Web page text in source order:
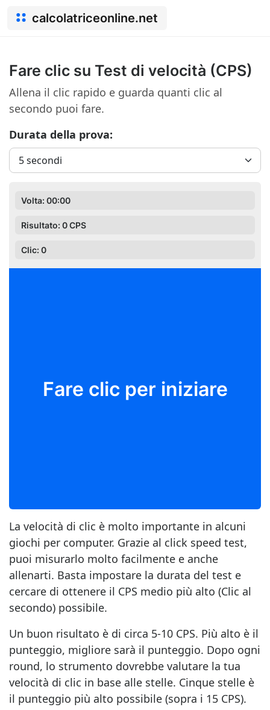
calcolatriceonline.net
Fare clic su Test di velocità (CPS)
Allena il clic rapido e guarda quanti clic al
secondo puoi fare.
Durata della prova:
Volta: 00:00
Risultato: 0CPS
Clic: 0
Fare clic per iniziare
La velocità di clic è molto importante in alcuni
giochi per computer. Grazie al click speed test,
puoi misurarlo molto facilmente e anche
allenarti. Basta impostare la durata del test e
cercare di ottenere il CPS medio più alto (Clic al
secondo) possibile.
Un buon risultato è di circa 5-10 CPS. Più alto è il
punteggio, migliore sarà il punteggio. Dopo ogni
round, lo strumento dovrebbe valutare la tua
velocità di clic in base alle stelle. Cinque stelle è
il punteggio più alto possibile (sopra i 15 CPS).